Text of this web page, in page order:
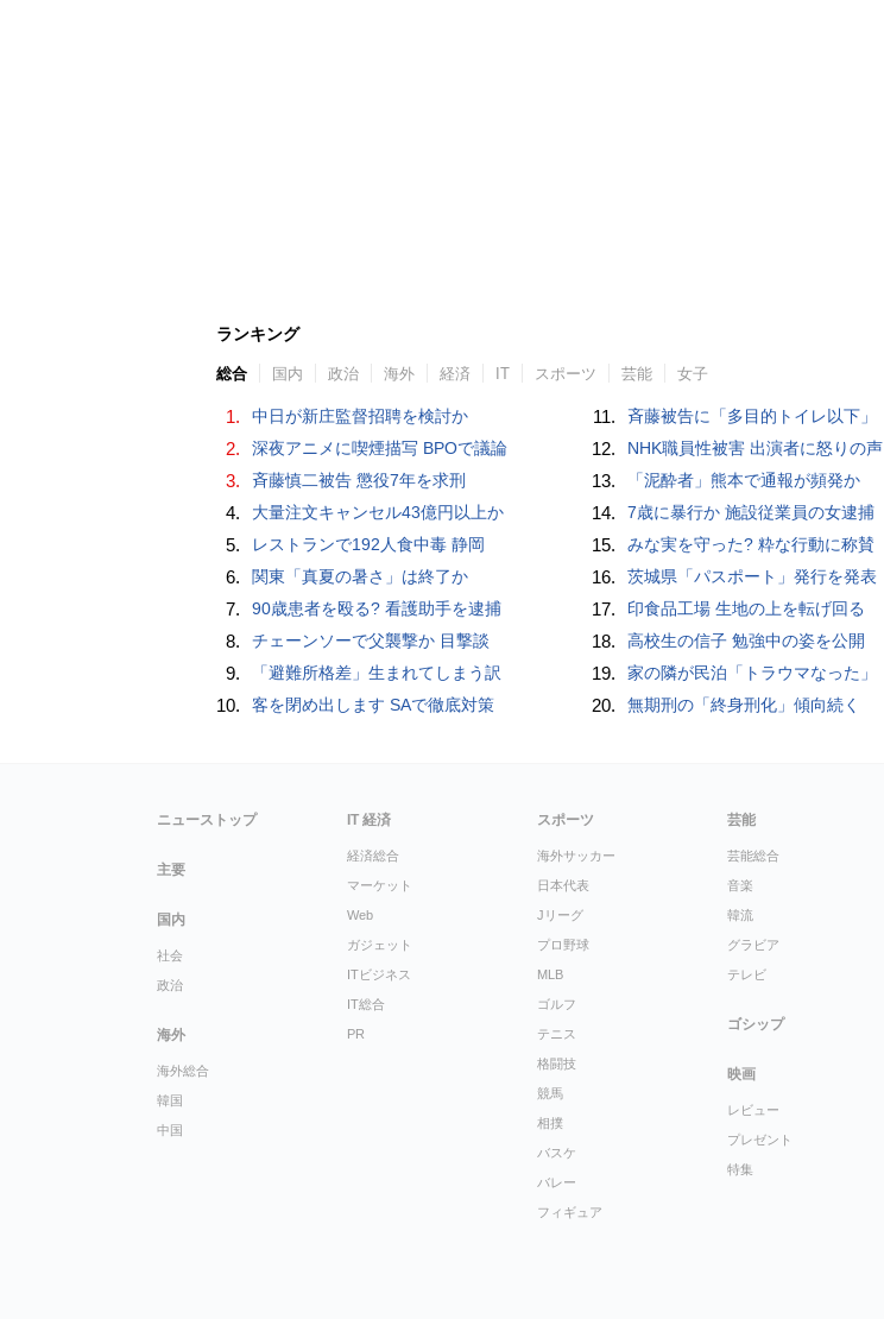
ランキング
総合 国内 政治 海外 経済 IT スポーツ 芸能 女子
1. 中日が新庄監督招聘を検討か
2. 深夜アニメに喫煙描写 BPOで議論
3. 斉藤慎二被告 懲役7年を求刑
4. 大量注文キャンセル43億円以上か
5. レストランで192人食中毒 静岡
6. 関東「真夏の暑さ」は終了か
7. 90歳患者を殴る? 看護助手を逮捕
8. チェーンソーで父襲撃か 目撃談
9. 「避難所格差」生まれてしまう訳
10. 客を閉め出します SAで徹底対策
11. 斉藤被告に「多目的トイレ以下」
12. NHK職員性被害 出演者に怒りの声
13. 「泥酔者」熊本で通報が頻発か
14. 7歳に暴行か 施設従業員の女逮捕
15. みな実を守った? 粋な行動に称賛
16. 茨城県「パスポート」発行を発表
17. 印食品工場 生地の上を転げ回る
18. 高校生の信子 勉強中の姿を公開
19. 家の隣が民泊「トラウマなった」
20. 無期刑の「終身刑化」傾向続く
ニューストップ
主要
国内
社会
政治
海外
海外総合
韓国
中国
IT 経済
経済総合
マーケット
Web
ガジェット
ITビジネス
IT総合
PR
スポーツ
海外サッカー
日本代表
Jリーグ
プロ野球
MLB
ゴルフ
テニス
格闘技
競馬
相撲
バスケ
バレー
フィギュア
芸能
芸能総合
音楽
韓流
グラビア
テレビ
ゴシップ
映画
レビュー
プレゼント
特集